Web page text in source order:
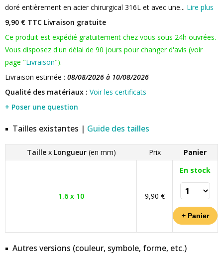
doré entièrement en acier chirurgical 316L et avec une... Lire plus
9,90 € TTC Livraison gratuite
Ce produit est expédié gratuitement chez vous sous 24h ouvrées.
Vous disposez d'un délai de 90 jours pour changer d'avis (voir
page "Livraison").
Livraison estimée : 08/08/2026 à 10/08/2026
Qualité des matériaux : Voir les certificats
+ Poser une question
Tailles existantes | Guide des tailles
Taille x Longueur (en mm) Prix Panier
1.6 x 10 9,90 €
En stock
Autres versions (couleur, symbole, forme, etc.)